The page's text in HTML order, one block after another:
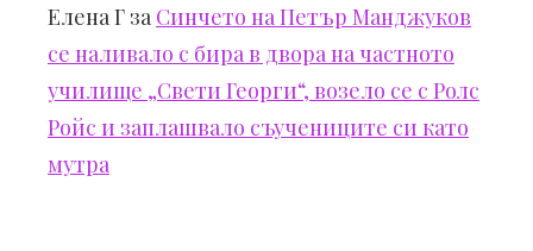
Елена Г за Синчето на Петър Манджуков
се наливало с бира в двора на частното
училище „Свети Георги“, возело се с Ролс
Ройс и заплашвало съучениците си като
мутра